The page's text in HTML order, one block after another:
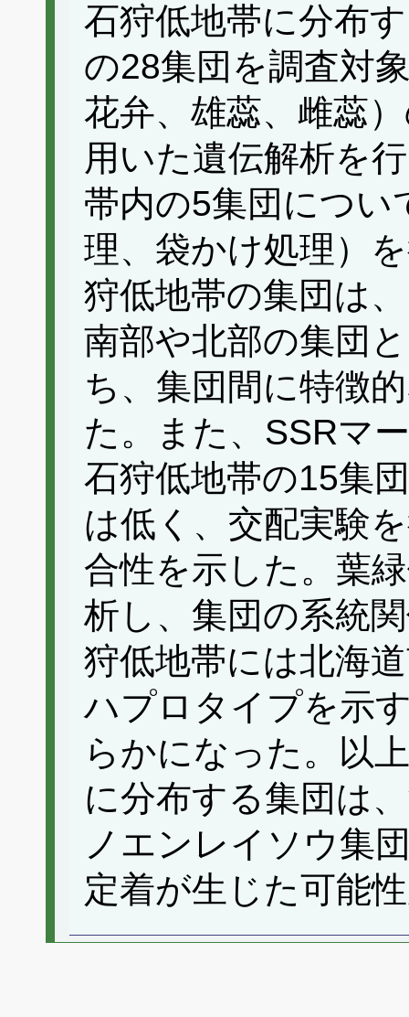
石狩低地帯に分布
の28集団を調査対
花弁、雄蕊、雌蕊
用いた遺伝解析を
帯内の5集団につい
理、袋かけ処理）
狩低地帯の集団は
南部や北部の集団
ち、集団間に特徴
た。また、SSRマ
石狩低地帯の15集
は低く、交配実験
合性を示した。葉
析し、集団の系統
狩低地帯には北海
ハプロタイプを示
らかになった。以
に分布する集団は
ノエンレイソウ集
定着が生じた可能